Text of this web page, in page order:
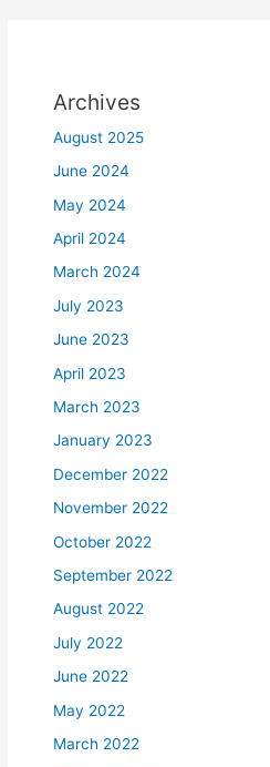
Archives
August 2025
June 2024
May 2024
April 2024
March 2024
July 2023
June 2023
April 2023
March 2023
January 2023
December 2022
November 2022
October 2022
September 2022
August 2022
July 2022
June 2022
May 2022
March 2022